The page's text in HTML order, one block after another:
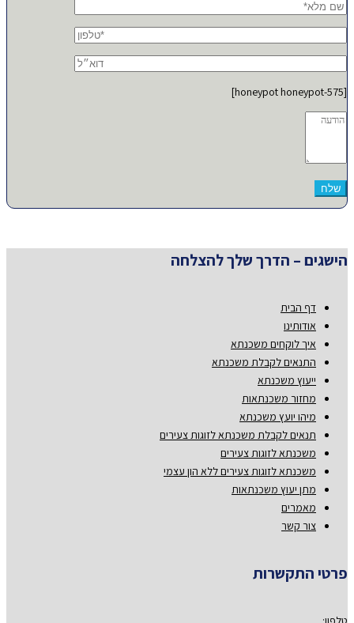
[honeypot honeypot-575]
הישגים – הדרך שלך להצלחה
דף הבית
אודותינו
איך לוקחים משכנתא
התנאים לקבלת משכנתא
ייעוץ משכנתא
מחזור משכנתאות
מיהו יועץ משכנתא
תנאים לקבלת משכנתא לזוגות צעירים
משכנתא לזוגות צעירים
משכנתא לזוגות צעירים ללא הון עצמי
מתן יעוץ משכנתאות
מאמרים
צור קשר
פרטי התקשרות